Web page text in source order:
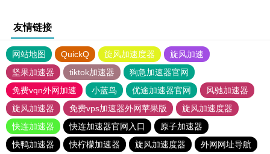
友情链接
网站地图 QuickQ 旋风加速度器
旋风加速
坚果加速器
tiktok加速器
狗急加速器官网
免费vqn外网加速
小蓝鸟 优途加速器官网
风驰加速器
旋风加速器
免费vps加速器外网苹果版
旋风加速度器
快连加速器
快连加速器官网入口
原子加速器
快鸭加速器
快柠檬加速器 旋风加速度器
外网网址导航